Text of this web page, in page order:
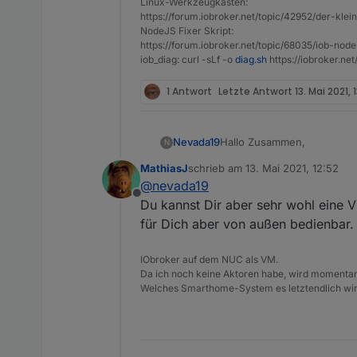
Gruß & schönen Feiertag!
https://forum.iobroker.net/topic/42952/der-
NodeJS Fixer Skript:
https://forum.iobroker.net/topic/68035/iob-
iob_diag: curl -sLf -o diag.sh https://
1 Antwort Letzte Antwort 13. Mai 2021,
N Nevada19Hallo Zusammen,
ich hänge mich mal direkt
dem Thema Netzwerk-
Ich möchte es tunlichst
Der ioBroker läuft über
Mein Ziel ist es eigentlich
Da ich in der Beziehung
(noch) nicht vorhanden
Natürlich weiß ich auch,
aufrufbar sein.
Vielen Dank im Voraus
Offline
MathiasJschrieb am 13. Mai 2021, 12:52
zuletzt editiert von
@nevada19
Du kannst Dir aber sehr wohl eine
für Dich aber von außen bedienbar.
IObroker auf dem NUC als VM.
Da ich noch keine Aktoren habe, wird
Welches Smarthome-System es letztendlich